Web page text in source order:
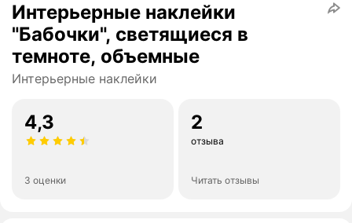
Интерьерные наклейки
"Бабочки", светящиеся в
темноте, объемные
Интерьерные наклейки
4,3
3 оценки
2
отзыва
Читать отзывы